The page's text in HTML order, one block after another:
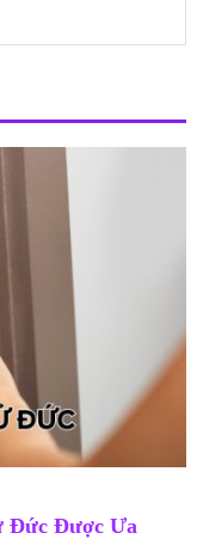
Đức Được Ưa